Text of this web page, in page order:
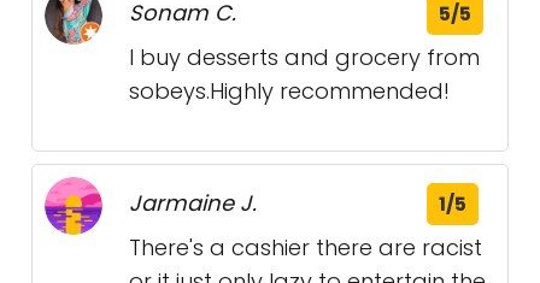
Sonam C. 5/5
I buy desserts and grocery from
sobeys.Highly recommended!
Jarmaine J. 1/5
There's a cashier there are racist